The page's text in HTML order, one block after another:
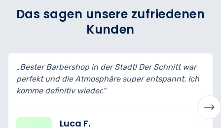
Das sagen unsere zufriedenen
Kunden
war
Ich
„Professionell, stilvoll und sehr sauber
Bart und Haare sehen top aus – und der
Handtuch-Service war das Highlight!“